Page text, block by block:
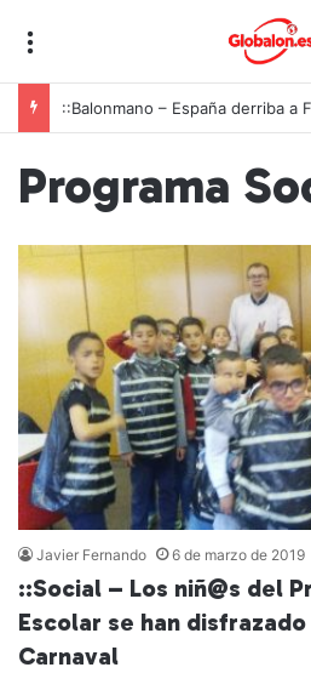
Programa
Javier Fernando 6 de marzo de 2019
::Social – Los niñ@s del
Escolar se han
Carnaval